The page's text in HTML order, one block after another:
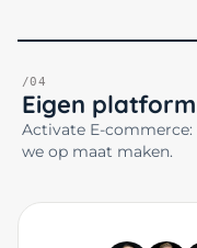
/04
Eigen platform
Activate E-commerce:
we op maat maken.